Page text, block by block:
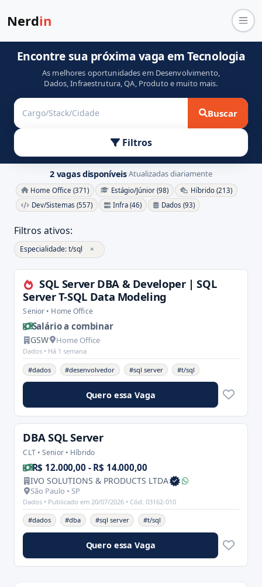
Nerdin
Encontre sua próxima vaga em Tecnologia
As melhores oportunidades em Desenvolvimento,
Dados, Infraestrutura, QA, Produto e muito mais.
Buscar
Filtros
2 vagas disponíveis·Atualizadas diariamente
Home Office (371) Estágio/Júnior (98)
Híbrido (213)
Dev/Sistemas (557)
Infra (46) Dados (93)
Filtros ativos:
Especialidade: t/sql ×
SQL Server DBA & Developer | SQL
Server T-SQL Data Modeling
Senior • Home Office
Salário a combinar
GSW Home Office
Dados • Há 1 semana
#dados #desenvolvedor #sql server #t/sql
Quero essa Vaga
DBA SQL Server
CLT • Senior • Híbrido
R$ 12.000,00 - R$ 14.000,00
IVO SOLUTIONS & PRODUCTS LTDA
São Paulo • SP
Dados • Publicado em 20/07/2026 • Cód. 03162-010
#dados #dba #sql server #t/sql
Quero essa Vaga